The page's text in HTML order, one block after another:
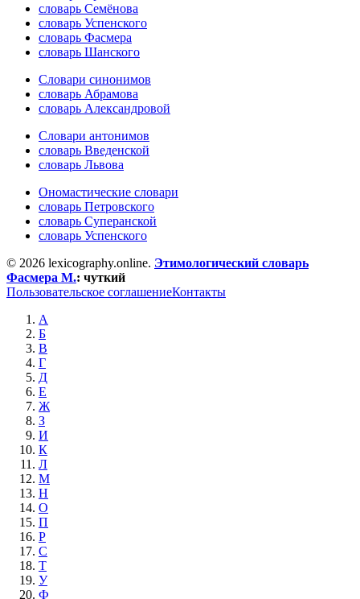
словарь Семёнова
словарь Успенского
словарь Фасмера
словарь Шанского
Словари синонимов
словарь Абрамова
словарь Александровой
Словари антонимов
словарь Введенской
словарь Львова
Ономастические словари
словарь Петровского
словарь Суперанской
словарь Успенского
© 2026 lexicography.online. Этимологический словарь
Фасмера М.: чуткий
Пользовательское соглашениеКонтакты
А
Б
В
Г
Д
Е
Ж
З
И
К
Л
М
Н
О
П
Р
С
Т
У
Ф